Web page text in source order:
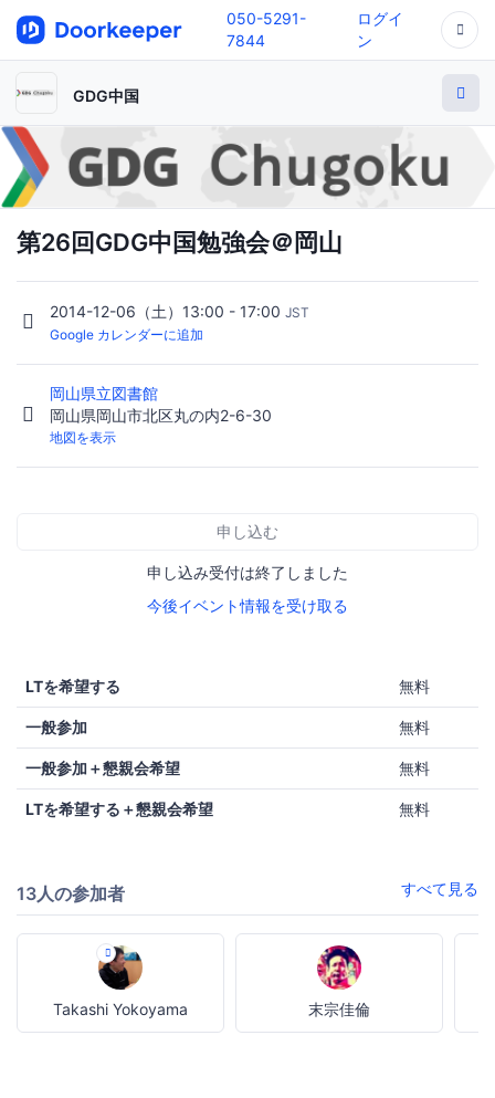
050-5291-
7844
ログイ
ン
GDG中国
第26回GDG中国勉強会＠岡山
2014-12-06（土）13:00 - 17:00 JST
Google カレンダーに追加
岡山県立図書館
岡山県岡山市北区丸の内2-6-30
地図を表示
申し込む
申し込み受付は終了しました
今後イベント情報を受け取る
LTを希望する 無料
一般参加 無料
一般参加＋懇親会希望 無料
LTを希望する＋懇親会希望 無料
13人の参加者 すべて見る
Takashi Yokoyama 末宗佳倫